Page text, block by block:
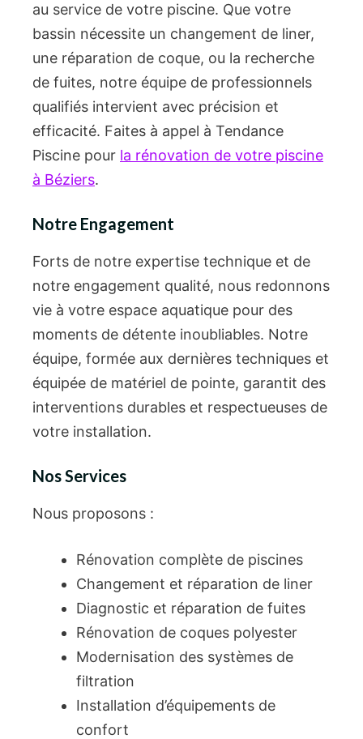
au service de votre piscine. Que votre
bassin nécessite un changement de liner,
une réparation de coque, ou la recherche
de fuites, notre équipe de professionnels
qualifiés intervient avec précision et
efficacité. Faites à appel à Tendance
Piscine pour la rénovation de votre piscine
à Béziers.
Notre Engagement
Forts de notre expertise technique et de
notre engagement qualité, nous redonnons
vie à votre espace aquatique pour des
moments de détente inoubliables. Notre
équipe, formée aux dernières techniques et
équipée de matériel de pointe, garantit des
interventions durables et respectueuses de
votre installation.
Nos Services
Nous proposons :
Rénovation complète de piscines
Changement et réparation de liner
Diagnostic et réparation de fuites
Rénovation de coques polyester
Modernisation des systèmes de
filtration
Installation d’équipements de
confort